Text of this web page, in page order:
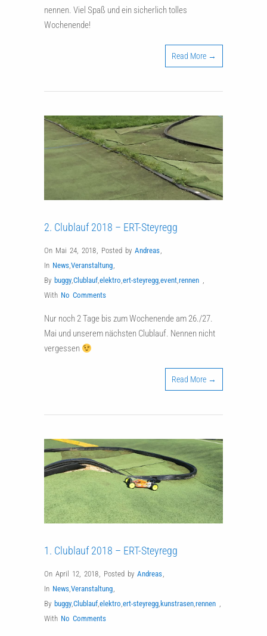
nennen. Viel Spaß und ein sicherlich tolles
Wochenende!
Read More →
2. Clublauf 2018 – ERT-Steyregg
On Mai 24, 2018, Posted by Andreas,
In News,Veranstaltung,
By buggy,Clublauf,elektro,ert-steyregg,event,rennen ,
With No Comments
Nur noch 2 Tage bis zum Wochenende am 26./27.
Mai und unserem nächsten Clublauf. Nennen nicht
vergessen
Read More →
1. Clublauf 2018 – ERT-Steyregg
On April 12, 2018, Posted by Andreas,
In News,Veranstaltung,
By buggy,Clublauf,elektro,ert-steyregg, kunstrasen,rennen ,
With No Comments